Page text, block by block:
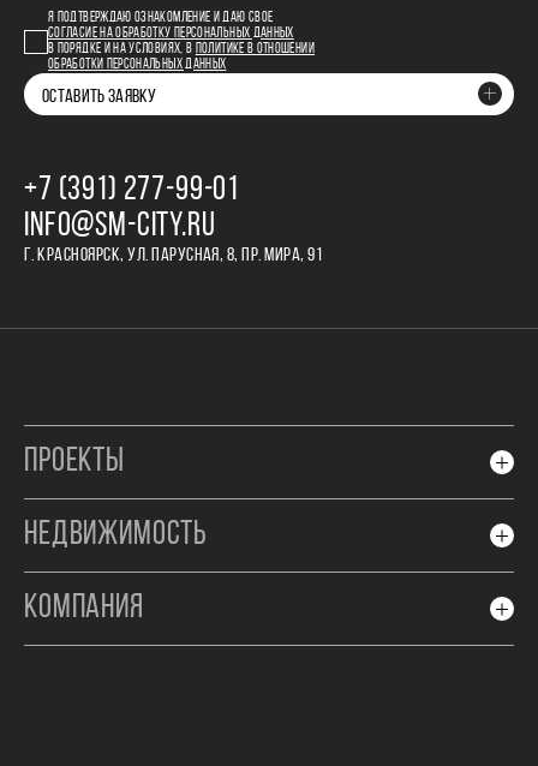
Я ПОДТВЕРЖДАЮ ОЗНАКОМЛЕНИЕ И ДАЮ СВОЕ
СОГЛАСИЕ НА ОБРАБОТКУ ПЕРСОНАЛЬНЫХ ДАННЫХ
В ПОРЯДКЕ И НА УСЛОВИЯХ, В
ПОЛИТИКЕ В ОТНОШЕНИИ
ОБРАБОТКИ ПЕРСОНАЛЬНЫХ ДАННЫХ
ОСТАВИТЬ ЗАЯВКУ
+7 (391) 277‒99‒01
INFO@SM-CITY.RU
Г. КРАСНОЯРСК, УЛ. ПАРУСНАЯ, 8, ПР. МИРА, 91
ПРОЕКТЫ
НЕДВИЖИМОСТЬ
КОМПАНИЯ